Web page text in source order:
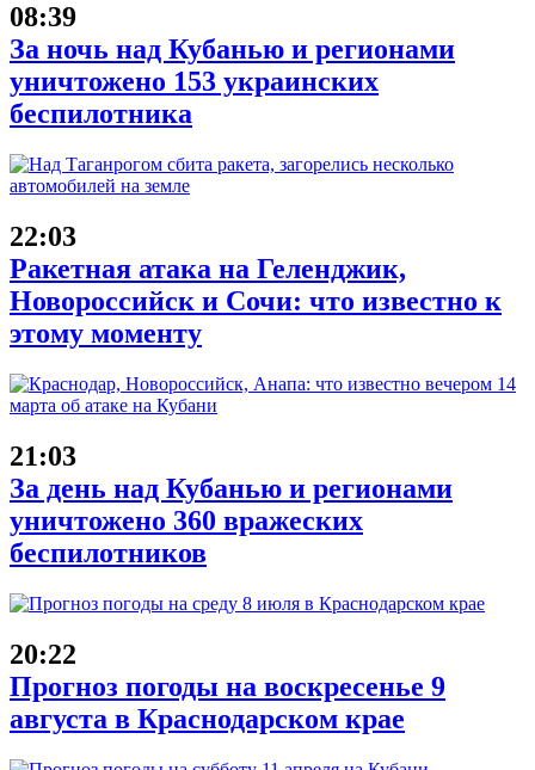
08:39
За ночь над Кубанью и регионами
уничтожено 153 украинских
беспилотника
22:03
Ракетная атака на Геленджик,
Новороссийск и Сочи: что известно к
этому моменту
21:03
За день над Кубанью и регионами
уничтожено 360 вражеских
беспилотников
20:22
Прогноз погоды на воскресенье 9
августа в Краснодарском крае